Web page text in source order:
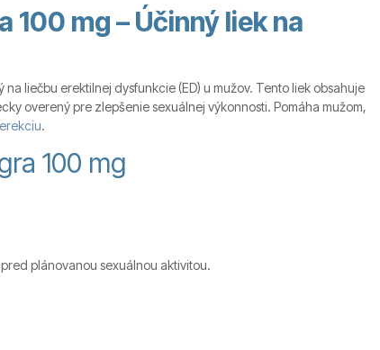
100 mg – Účinný liek na
liečbu erektilnej dysfunkcie (ED) u mužov. Tento liek obsahuje
overený pre zlepšenie sexuálnej výkonnosti. Pomáha mužom,
erekciu.
100 mg
plánovanou sexuálnou aktivitou.